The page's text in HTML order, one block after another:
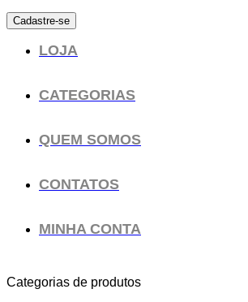
Cadastre-se
LOJA
CATEGORIAS
QUEM SOMOS
CONTATOS
MINHA CONTA
Categorias de produtos